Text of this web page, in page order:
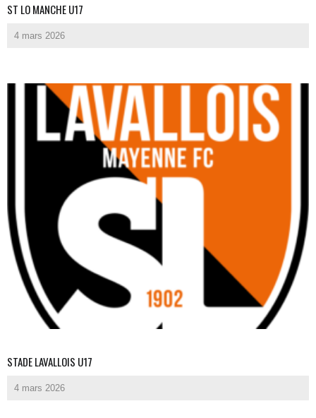
ST LO MANCHE U17
4 mars 2026
STADE LAVALLOIS U17
4 mars 2026